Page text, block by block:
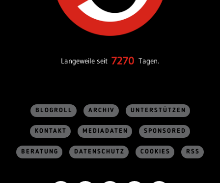
Langeweile seit 7270 Tagen.
BLOGROLL ARCHIV UNTERSTÜTZEN
KONTAKT MEDIADATEN SPONSORED
BERATUNG DATENSCHUTZ COOKIES RSS